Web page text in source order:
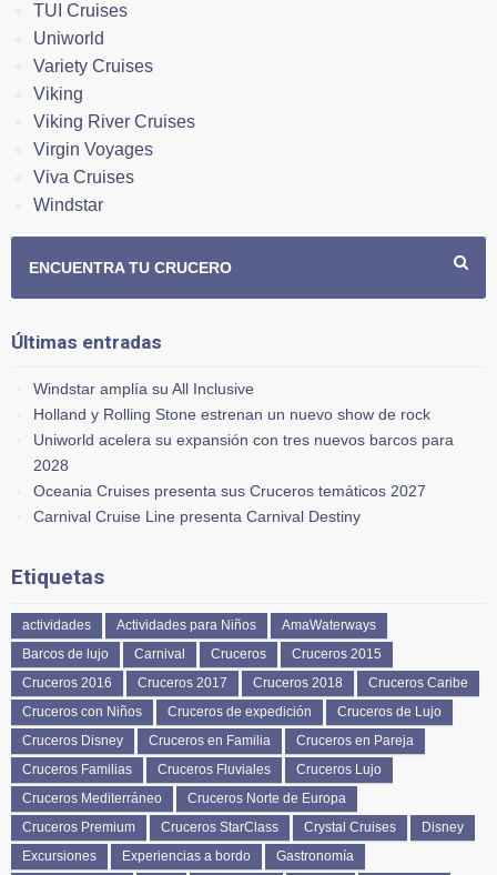
TUI Cruises
Uniworld
Variety Cruises
Viking
Viking River Cruises
Virgin Voyages
Viva Cruises
Windstar
ENCUENTRA TU CRUCERO
Últimas entradas
Windstar amplía su All Inclusive
Holland y Rolling Stone estrenan un nuevo show de rock
Uniworld acelera su expansión con tres nuevos barcos para
2028
Oceania Cruises presenta sus Cruceros temáticos 2027
Carnival Cruise Line presenta Carnival Destiny
Etiquetas
actividades Actividades para Niños
AmaWaterways
Barcos de lujo
Carnival Cruceros
Cruceros 2015
Cruceros 2016
Cruceros 2017 Cruceros 2018
Cruceros Caribe
Cruceros con Niños
Cruceros de expedición
Cruceros de Lujo
Cruceros Disney
Cruceros en Familia
Cruceros en Pareja
Cruceros Familias
Cruceros Fluviales
Cruceros Lujo
Cruceros Mediterráneo
Cruceros Norte de Europa
Cruceros Premium
Cruceros StarClass Crystal Cruises
Disney
Excursiones
Experiencias a bordo
Gastronomía